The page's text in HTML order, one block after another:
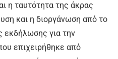
η ταυτότητα της άκρας
και η διοργάνωση από το
εκδήλωσης για την
επιχειρήθηκε από